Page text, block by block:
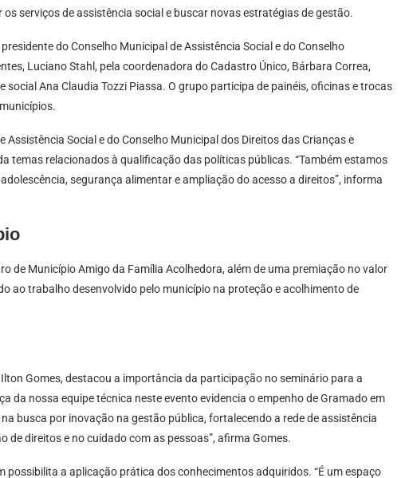
serviços de assistência social e buscar novas estratégias de gestão.
do Conselho Municipal de Assistência Social e do Conselho
Luciano Stahl, pela coordenadora do Cadastro Único, Bárbara Correa,
social Ana Claudia Tozzi Piassa. O grupo participa de painéis, oficinas e trocas
Assistência Social e do Conselho Municipal dos Direitos das Crianças e
temas relacionados à qualificação das políticas públicas. “Também estamos
segurança alimentar e ampliação do acesso a direitos”, informa
de Município Amigo da Família Acolhedora, além de uma premiação no valor
ao trabalho desenvolvido pelo município na proteção e acolhimento de
Gomes, destacou a importância da participação no seminário para a
da nossa equipe técnica neste evento evidencia o empenho de Gramado em
busca por inovação na gestão pública, fortalecendo a rede de assistência
direitos e no cuidado com as pessoas”, afirma Gomes.
possibilita a aplicação prática dos conhecimentos adquiridos. “É um espaço